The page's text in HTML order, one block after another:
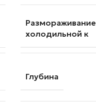
Размораживание
холодильной к
Глубина